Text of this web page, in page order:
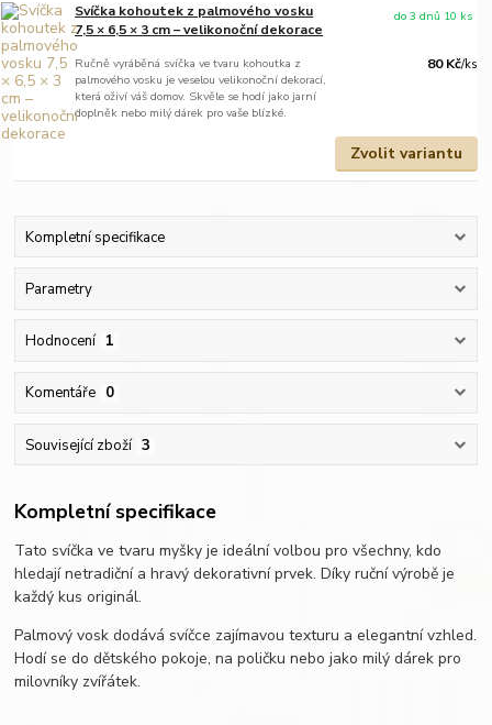
Svíčka kohoutek z palmového vosku
7,5 × 6,5 × 3 cm – velikonoční dekorace
Ručně vyráběná svíčka ve tvaru kohoutka z
palmového vosku je veselou velikonoční dekorací,
která oživí váš domov. Skvěle se hodí jako jarní
doplněk nebo milý dárek pro vaše blízké.
80 Kč/ks
do 3 dnů 10 ks
Zvolit variantu
Kompletní specifikace
Parametry
Hodnocení 1
Komentáře 0
Související zboží 3
Kompletní specifikace
Tato svíčka ve tvaru myšky je ideální volbou pro všechny, kdo
hledají netradiční a hravý dekorativní prvek. Díky ruční výrobě je
každý kus originál.
Palmový vosk dodává svíčce zajímavou texturu a elegantní vzhled.
Hodí se do dětského pokoje, na poličku nebo jako milý dárek pro
milovníky zvířátek.